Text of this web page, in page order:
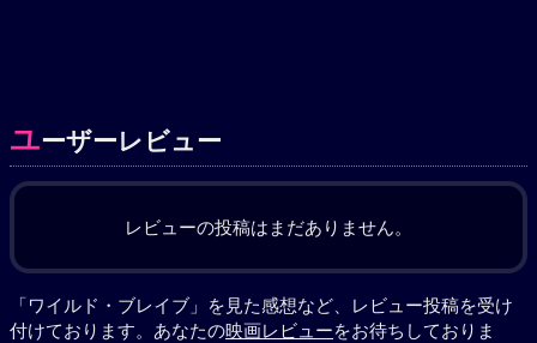
ユーザーレビュー
レビューの投稿はまだありません。
「ワイルド・ブレイブ」を見た感想など、レビュー投稿を受け
付けております。あなたの映画レビューをお待ちしておりま